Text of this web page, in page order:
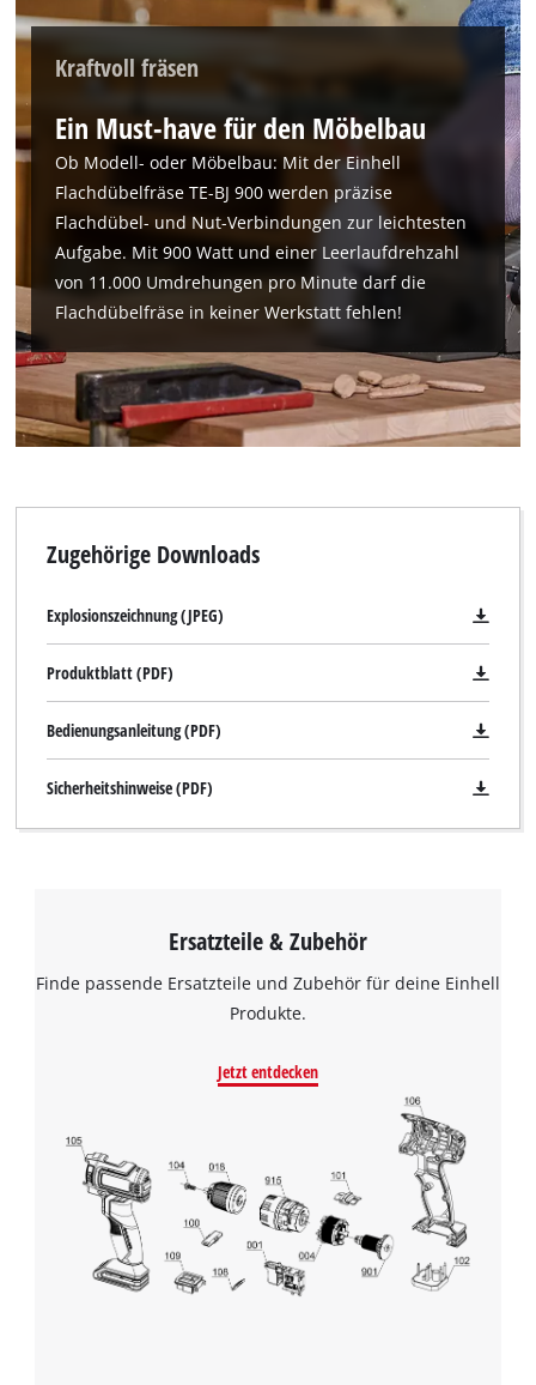
Kraftvoll fräsen
Ein Must-have für den Möbelbau
Ob Modell- oder Möbelbau: Mit der Einhell
Flachdübelfräse TE-BJ 900 werden präzise
Flachdübel- und Nut-Verbindungen zur leichtesten
Aufgabe. Mit 900 Watt und einer Leerlaufdrehzahl
von 11.000 Umdrehungen pro Minute darf die
Flachdübelfräse in keiner Werkstatt fehlen!
Zugehörige Downloads
Explosionszeichnung (JPEG)
Produktblatt (PDF)
Bedienungsanleitung (PDF)
Sicherheitshinweise (PDF)
Ersatzteile & Zubehör
Finde passende Ersatzteile und Zubehör für deine Einhell
Produkte.
Jetzt entdecken